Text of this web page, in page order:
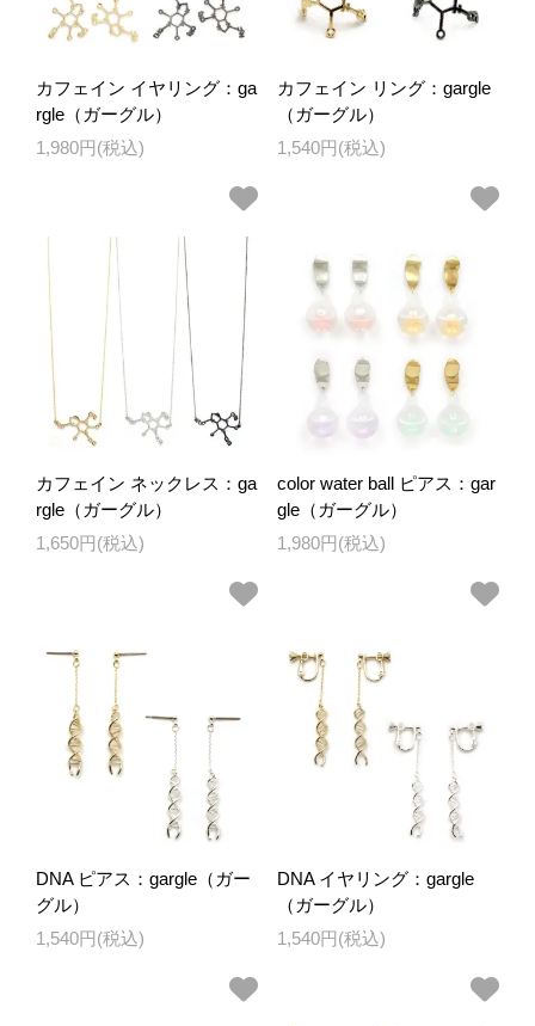
カフェイン イヤリング：ga
rgle（ガーグル）
1,980円(税込)
カフェイン リング：gargle
（ガーグル）
1,540円(税込)
カフェイン ネックレス：ga
rgle（ガーグル）
1,650円(税込)
color water ball ピアス：gar
gle（ガーグル）
1,980円(税込)
DNA ピアス：gargle（ガー
グル）
1,540円(税込)
DNA イヤリング：gargle
（ガーグル）
1,540円(税込)